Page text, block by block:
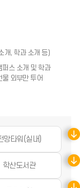
개, 학과 소개 등)
퍼스 소개 및 학과
물 외부만 투어
망타워(실내)
학산도서관